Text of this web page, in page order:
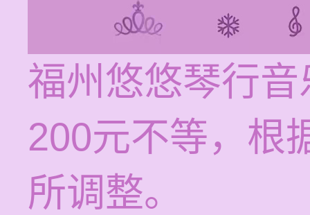
福州悠悠琴行
200元不等，根
所调整。